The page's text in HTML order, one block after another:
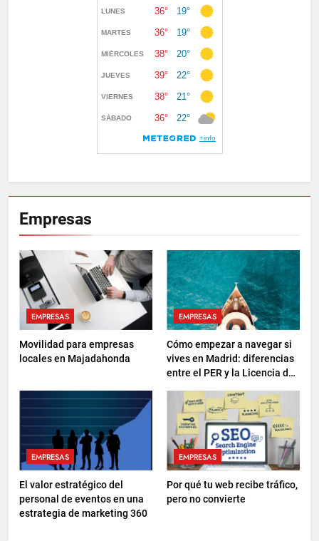
Empresas
EMPRESAS
Movilidad para empresas
locales en Majadahonda
EMPRESAS
Cómo empezar a navegar si
vives en Madrid: diferencias
entre el PER y la Licencia de
EMPRESAS
El valor estratégico del
personal de eventos en una
estrategia de marketing 360
EMPRESAS
Por qué tu web recibe tráfico,
pero no convierte